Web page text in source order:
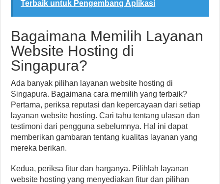
Terbaik untuk Pengembang Aplikasi
Bagaimana Memilih Layanan
Website Hosting di
Singapura?
Ada banyak pilihan layanan website hosting di
Singapura. Bagaimana cara memilih yang terbaik?
Pertama, periksa reputasi dan kepercayaan dari setiap
layanan website hosting. Cari tahu tentang ulasan dan
testimoni dari pengguna sebelumnya. Hal ini dapat
memberikan gambaran tentang kualitas layanan yang
mereka berikan.
Kedua, periksa fitur dan harganya. Pilihlah layanan
website hosting yang menyediakan fitur dan pilihan